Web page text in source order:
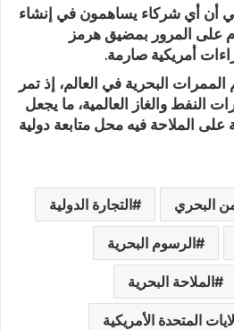
أن أي شركاء يساهمون في إنشاء
على المرور بمضيق هرمز
أمريكية صارمة.
البحرية في العالم، إذ تمر
النفط والغاز العالمية، ما يجعل
الملاحة فيه محل متابعة دولية
البحري التجارة الدولية
الرسوم البحرية
الملاحة البحرية
المتحدة الأمريكية